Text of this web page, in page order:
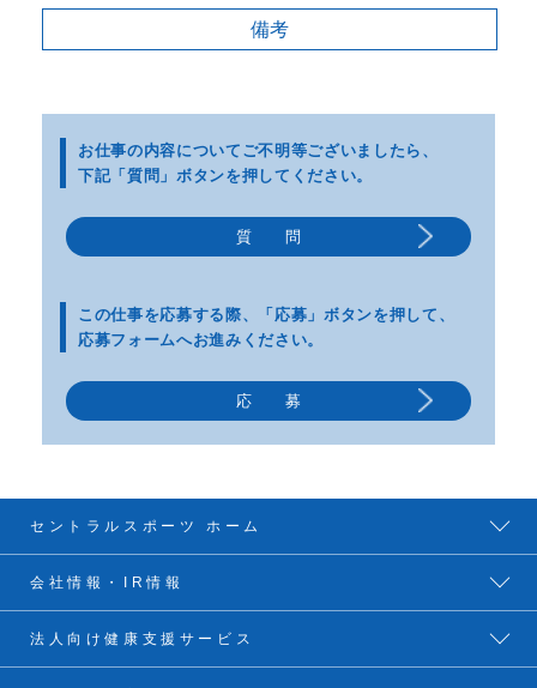
備考
お仕事の内容についてご不明等ございましたら、
下記「質問」ボタンを押してください。
この仕事を応募する際、
「応募」ボタンを押して、
応募フォームへお進みください。
質 問
応 募
セントラルスポーツ ホーム
会社情報・IR情報
法人向け健康支援サービス